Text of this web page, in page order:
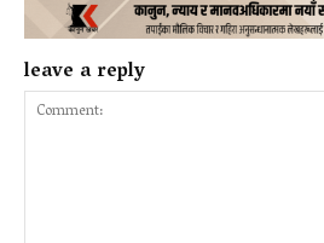
leave a reply